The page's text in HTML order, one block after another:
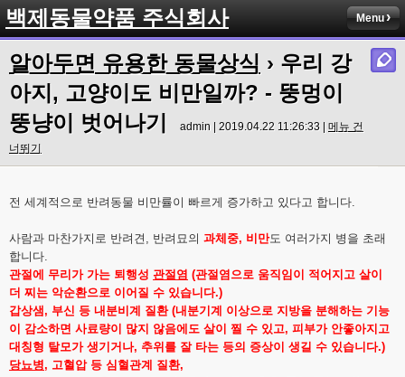
백제동물약품 주식회사 Menu
알아두면 유용한 동물상식 › 우리 강
아지, 고양이도 비만일까? - 뚱멍이
뚱냥이 벗어나기
admin | 2019.04.22 11:26:33 | 메뉴 건
너뛰기
전 세계적으로 반려동물 비만률이 빠르게 증가하고 있다고 합니다.
사람과 마찬가지로 반려견, 반려묘의 과체중, 비만도 여러가지 병을 초래
합니다.
관절에 무리가 가는 퇴행성 관절염 (관절염으로 움직임이 적어지고 살이
더 찌는 악순환으로 이어질 수 있습니다.)
갑상샘, 부신 등 내분비계 질환 (내분기계 이상으로 지방을 분해하는 기능
이 감소하면 사료량이 많지 않음에도 살이 찔 수 있고, 피부가 안좋아지고
대칭형 탈모가 생기거나, 추위를 잘 타는 등의 증상이 생길 수 있습니다.)
당뇨병, 고혈압 등 심혈관계 질환,